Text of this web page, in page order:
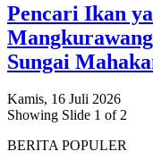
Pencari Ikan
Sungai
Kamis, 16 Juli 2026
Showing Slide 1 of 2
BERITA POPULER